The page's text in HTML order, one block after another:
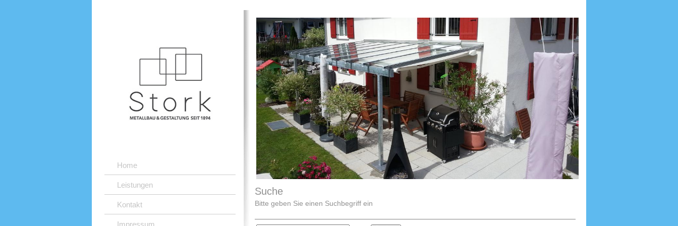
Home
Leistungen
Kontakt
Impressum
Suche
Bitte geben Sie einen Suchbegriff ein